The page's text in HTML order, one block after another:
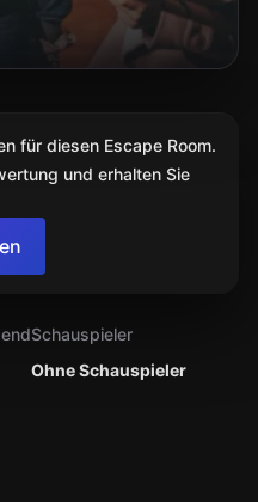
Ohne Schauspieler
Schauspieler
für diesen Escape Room.
und erhalten Sie